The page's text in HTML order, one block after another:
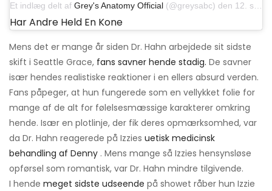
Et indlæg delt af Grey's Anatomy Official (@greysabc) den 12. september 2019 kl.11: 00 PDT
Har Andre Held En Kone
Mens det er mange år siden Dr. Hahn arbejdede sit sidste
skift i Seattle Grace, fans savner hende stadig. De savner
især hendes realistiske reaktioner i en ellers absurd verden.
Fans påpeger, at hun fungerede som en vellykket folie for
mange af de alt for følelsesmæssige karakterer omkring
hende. Især en plotlinje, der fik deres opmærksomhed, var
da Dr. Hahn reagerede på Izzies uetisk medicinsk
behandling af Denny . Mens mange så Izzies hensynsløse
opførsel som romantisk, var Dr. Hahn mindre tilgivende.
I hende meget sidste udseende på showet råber hun Izzie